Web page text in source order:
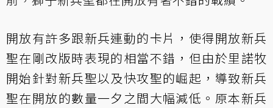
開放有許多跟新兵連動的卡片，使得開放新兵
聖在剛改版時表現的相當不錯，但由於里諾牧
開始針對新兵聖以及快攻聖的崛起，導致新兵
聖在開放的數量一夕之間大幅減低。原本新兵